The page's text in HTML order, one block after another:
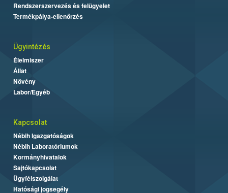
Rendszerszervezés és felügyelet
Termékpálya-ellenőrzés
Ügyintézés
Élelmiszer
Állat
Növény
Labor/Egyéb
Kapcsolat
Nébih Igazgatóságok
Nébih Laboratóriumok
Kormányhivatalok
Sajtókapcsolat
Ügyfélszolgálat
Hatósági jogsegély